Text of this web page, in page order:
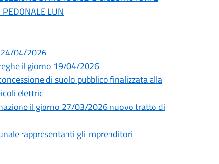
PEDONALE LUN
24/04/2026
il giorno 19/04/2026
di suolo pubblico finalizzata alla
elettrici
il giorno 27/03/2026 nuovo tratto di
rappresentanti gli imprenditori